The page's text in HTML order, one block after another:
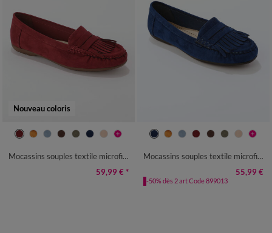
Nouveau coloris
36 37 38 39 40 41 42
Mocassins souples textile microfibre
59,99 € *
36 37 38 39 40 41 42
Mocassins souples textile microfibre
55,99 €
-50% dès 2 art Code 899013